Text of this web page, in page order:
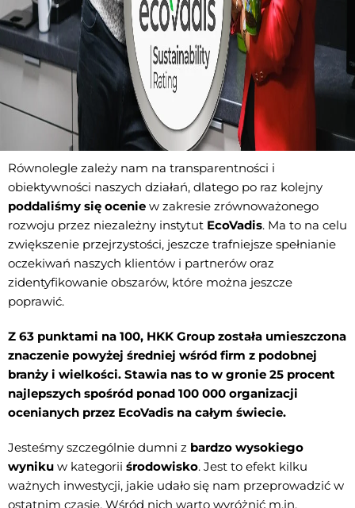
Równolegle zależy nam na transparentności i
obiektywności naszych działań, dlatego po raz kolejny
poddaliśmy się ocenie w zakresie zrównoważonego
rozwoju przez niezależny instytut EcoVadis. Ma to na celu
zwiększenie przejrzystości, jeszcze trafniejsze spełnianie
oczekiwań naszych klientów i partnerów oraz
zidentyfikowanie obszarów, które można jeszcze
poprawić.
Z 63 punktami na 100, HKK Group została umieszczona
znaczenie powyżej średniej wśród firm z podobnej
branży i wielkości. Stawia nas to w gronie 25 procent
najlepszych spośród ponad 100 000 organizacji
ocenianych przez EcoVadis na całym świecie.
Jesteśmy szczególnie dumni z bardzo wysokiego
wyniku w kategorii środowisko. Jest to efekt kilku
ważnych inwestycji, jakie udało się nam przeprowadzić w
ostatnim czasie. Wśród nich warto wyróżnić m.in.